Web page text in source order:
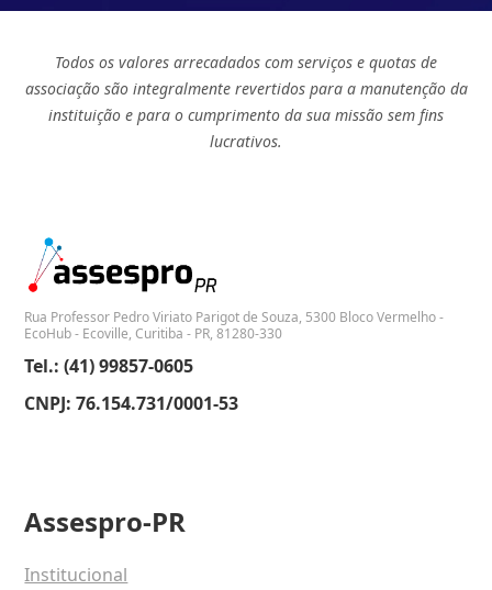
Todos os valores arrecadados com serviços e quotas de
associação são integralmente revertidos para a manutenção da
instituição e para o cumprimento da sua missão sem fins
lucrativos.
Rua Professor Pedro Viriato Parigot de Souza, 5300 Bloco Vermelho -
EcoHub - Ecoville, Curitiba - PR, 81280-330
Tel.: (41) 99857-0605
CNPJ: 76.154.731/0001-53
Assespro-PR
Institucional